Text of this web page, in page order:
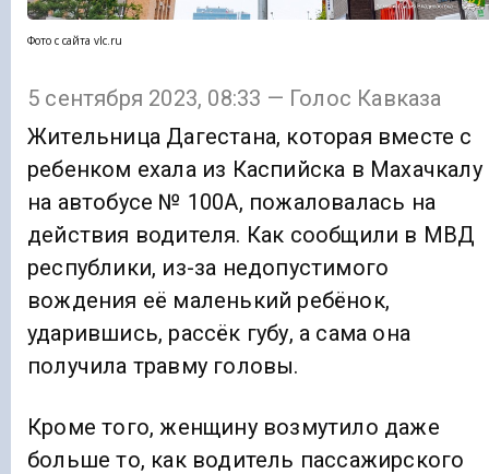
Фото с сайта vlc.ru
5 сентября 2023, 08:33 — Голос Кавказа
Жительница Дагестана, которая вместе с
ребенком ехала из Каспийска в Махачкалу
на автобусе № 100А, пожаловалась на
действия водителя. Как сообщили в МВД
республики, из-за недопустимого
вождения её маленький ребёнок,
ударившись, рассёк губу, а сама она
получила травму головы.
Кроме того, женщину возмутило даже
больше то, как водитель пассажирского